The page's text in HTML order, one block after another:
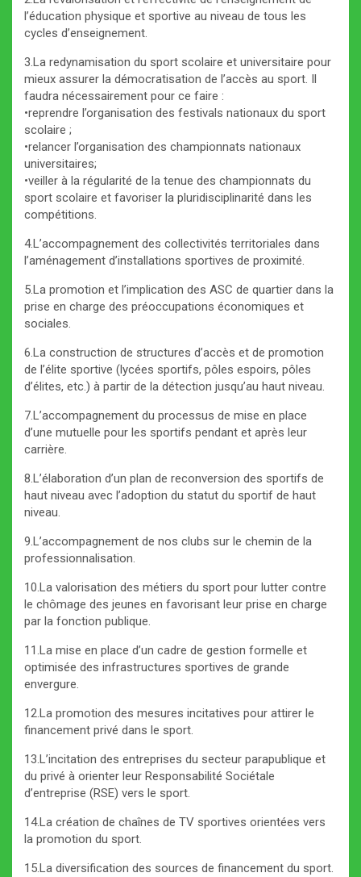
l’éducation physique et sportive au niveau de tous les
cycles d’enseignement.
3.La redynamisation du sport scolaire et universitaire pour
mieux assurer la démocratisation de l’accès au sport. Il
faudra nécessairement pour ce faire :
•reprendre l’organisation des festivals nationaux du sport
scolaire ;
•relancer l’organisation des championnats nationaux
universitaires;
•veiller à la régularité de la tenue des championnats du
sport scolaire et favoriser la pluridisciplinarité dans les
compétitions.
4.L’accompagnement des collectivités territoriales dans
l’aménagement d’installations sportives de proximité.
5.La promotion et l’implication des ASC de quartier dans la
prise en charge des préoccupations économiques et
sociales.
6.La construction de structures d’accès et de promotion
de l’élite sportive (lycées sportifs, pôles espoirs, pôles
d’élites, etc.) à partir de la détection jusqu’au haut niveau.
7.L’accompagnement du processus de mise en place
d’une mutuelle pour les sportifs pendant et après leur
carrière.
8.L’élaboration d’un plan de reconversion des sportifs de
haut niveau avec l’adoption du statut du sportif de haut
niveau.
9.L’accompagnement de nos clubs sur le chemin de la
professionnalisation.
10.La valorisation des métiers du sport pour lutter contre
le chômage des jeunes en favorisant leur prise en charge
par la fonction publique.
11.La mise en place d’un cadre de gestion formelle et
optimisée des infrastructures sportives de grande
envergure.
12.La promotion des mesures incitatives pour attirer le
financement privé dans le sport.
13.L’incitation des entreprises du secteur parapublique et
du privé à orienter leur Responsabilité Sociétale
d’entreprise (RSE) vers le sport.
14.La création de chaînes de TV sportives orientées vers
la promotion du sport.
15.La diversification des sources de financement du sport.